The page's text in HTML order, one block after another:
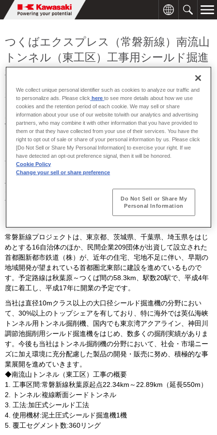
つくばエクスプレス（常磐新線）南流山
トンネル（東工区）工事用シールド掘進
機を受注
2001年02月21日
川崎重工は、日本鉄道建設公団により現在建設が進められている、
常磐新線プロジェクトの内、南流山トンネル（東工区）工事用直径
10.2m泥土圧シールド掘進機を、清水・東洋・淺沼特定建設工事共
同企業体より受注しました。掘削時期は平成14年の予定です。
今回受注したシールド掘進機は、泥土圧式としては最大級の直径
10.2m（切羽面積81.7m ）で、掘削場所の土質が洪積層の砂質土と
粘性土が主体で、掘削土の排出不良や付着を防止して土圧管理を厳
密に行なう必要から、掘削面板は丸スポークタイプを採用していま
す。またトンネル壁を形成するセグメントは、1,500mm幅のセグメ
常磐新線プロジェクトは、東京都、茨城県、千葉県、埼玉県をはじ
めとする16自治体のほか、民間企業209団体が出資して設立された
首都圏新都市鉄道（株）が、近年の住宅、宅地不足に伴い、早期の
地域開発が望まれている首都圏北東部に建設を進めているもので
す。予定路線は秋葉原～つくば間の58.3km、駅数20駅で、平成4年
度に着工し、平成17年に開業の予定です。
当社は直径10mクラス以上の大口径シールド掘進機の分野におい
て、30%以上のトップシェアを有しており、特に海外では英仏海峡
トンネル用トンネル掘削機、国内でも東京湾アクアライン、神田川
調節池掘削用シールド掘進機をはじめ、数多くの掘削実績がありま
す。今後も当社はトンネル掘削機の分野において、社会・市場ニー
ズに加え環境に充分配慮した製品の開発・販売に努め、積極的な事
業展開を進めていきます。
◆南流山トンネル（東工区）工事の概要
工事区間:常磐新線秋葉原起点22.34km～22.89km（延長550m）
トンネル:複線断面シードトンネル
工法:加圧式シールド工法
使用機材:泥土圧式シールド掘進機1機
覆工セグメント数:360リング
We collect unique personal identifier such as cookies to analyze our traffic and
to personalize ads. Please click hereto see more details about how we use
cookies and the retention period of each cookie. We may sell or share
information about your use of our website to/with our analytics and advertising
partners, who may combine it with other information that you have provided to
them or that they have collected from your use of their services. You have the
right to opt out of sale or share of your personal information by us. Please click
[Do Not Sell or Share My Personal Information] to exercise your right. If we
have detected an opt-out preference signal, then it will be honored.
Cookie Policy
Change your sell or share preference
Do Not Sell or Share My
Personal Information